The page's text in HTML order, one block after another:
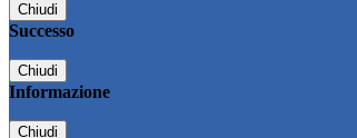
Chiudi
Successo
Chiudi
Informazione
Chiudi